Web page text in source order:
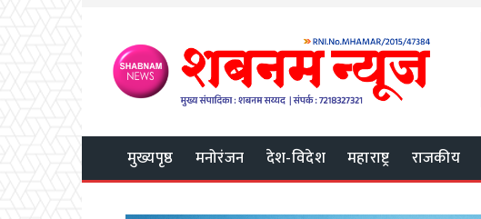
मुख्यपृष्ठ मनोरंजन देश-विदेश महाराष्ट्र राजकीय